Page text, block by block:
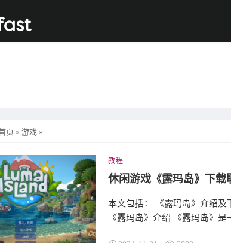
页 » 游戏 »
教程
本文包括： 《露玛岛》介绍及
《露玛岛》介绍 《露玛岛》是